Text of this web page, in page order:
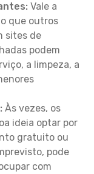
Vale a
que outros
sites de
podem
a limpeza, a
Às vezes, os
ideia optar por
gratuito ou
pode
com